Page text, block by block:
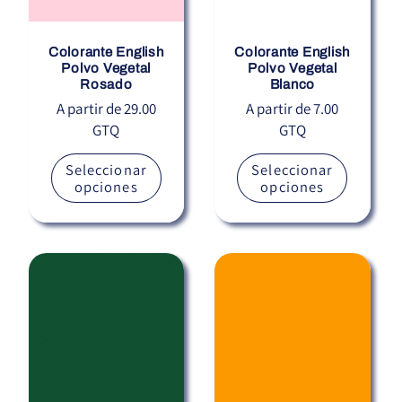
Colorante English
Polvo Vegetal
Rosado
Precio
habitual
A partir de 29.00
GTQ
Seleccionar
opciones
Colorante English
Polvo Vegetal
Blanco
Precio
habitual
A partir de 7.00
GTQ
Seleccionar
opciones